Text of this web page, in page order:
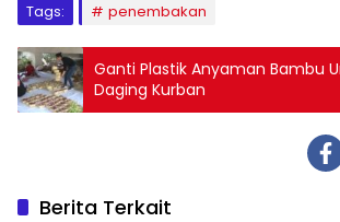
Tags: penembakan
Ganti Plastik Anyaman Bambu
Daging Kurban
Berita Terkait